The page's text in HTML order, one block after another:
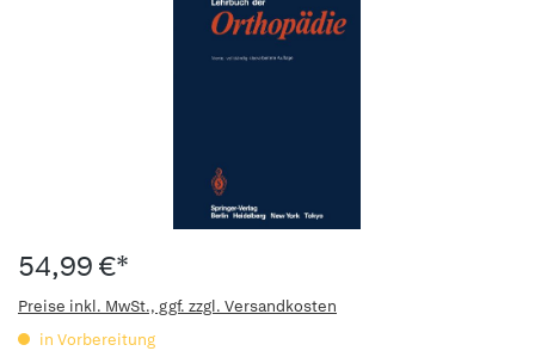
54,99 €*
Preise inkl. MwSt., ggf. zzgl. Versandkosten
in Vorbereitung